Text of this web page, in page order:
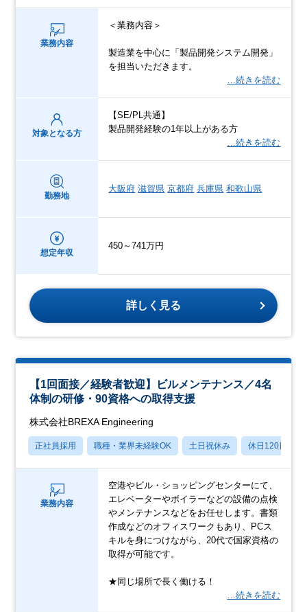
業務内容
＜業務内容＞
製造業を中心に「製品開発システム開発」
を担当いただきます。
…続きを読む
対象となる方
【SE/PL共通】
製品開発経験の1年以上がある方
…続きを読む
勤務地
大阪府 滋賀県 京都府 兵庫県 和歌山県
想定年収
450～741万円
詳しく見る
【1回面接／経験者歓迎】ビルメンテナンス／4名
体制の研修・90資格への取得支援
株式会社BREXA Engineering
正社員採用 職種・業界未経験OK 土日祝休み 休日120日以上
業務内容
空港やビル・ショッピングセンターにて、
エレベーターやボイラーなどの設備の点検
やメンテナンスなどをお任せします。書類
作成などのオフィスワークもあり、PCス
キルを身につけながら、20代で国家資格の
取得が可能です。
★同じ場所で長く働ける！
…続きを読む